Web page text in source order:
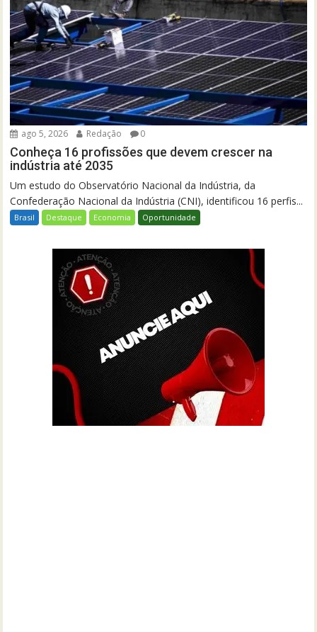
ago 5, 2026 Redação 0
Conheça 16 profissões que devem crescer na
indústria até 2035
Um estudo do Observatório Nacional da Indústria, da
Confederação Nacional da Indústria (CNI), identificou 16 perfis...
Brasil Destaque Economia Oportunidade